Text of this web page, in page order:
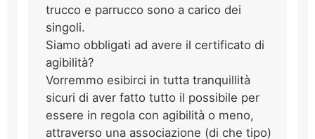
trucco e parrucco sono a carico dei
singoli.
Siamo obbligati ad avere il certificato di
agibilità?
Vorremmo esibirci in tutta tranquillità
sicuri di aver fatto tutto il possibile per
essere in regola con agibilità o meno,
attraverso una associazione (di che tipo)